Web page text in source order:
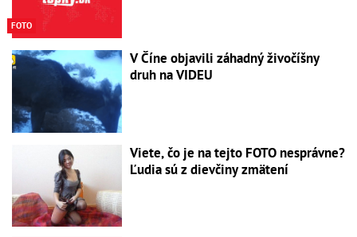
FOTO
V Číne objavili záhadný živočíšny
druh na VIDEU
Viete, čo je na tejto FOTO nesprávne?
Ľudia sú z dievčiny zmätení